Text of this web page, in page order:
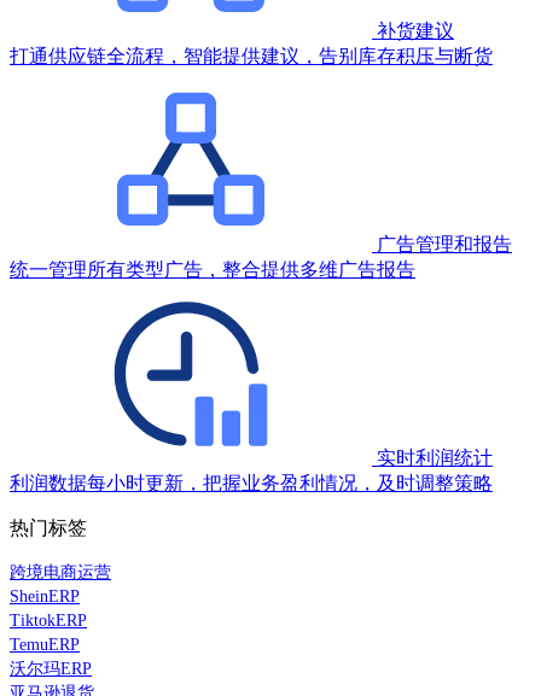
补货建议
打通供应链全流程，智能提供建议，告别库存积压与断货
广告管理和报告
统一管理所有类型广告，整合提供多维广告报告
实时利润统计
利润数据每小时更新，把握业务盈利情况，及时调整策略
热门标签
跨境电商运营
SheinERP
TiktokERP
TemuERP
沃尔玛ERP